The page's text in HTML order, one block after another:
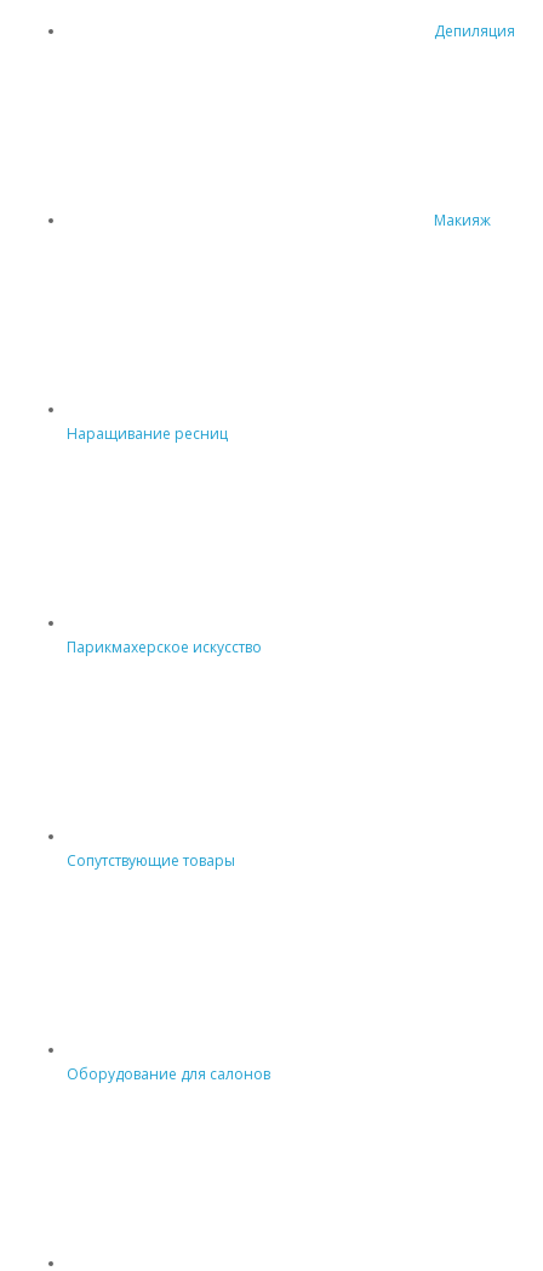
Депиляция
Макияж
Наращивание ресниц
Парикмахерское искусство
Сопутствующие товары
Оборудование для салонов